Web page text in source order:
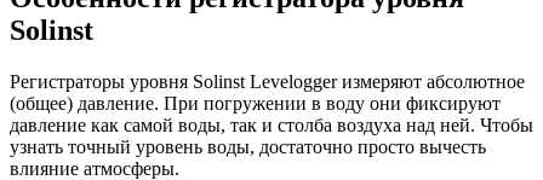
Solinst
Регистраторы уровня Solinst Levelogger измеряют абсолютное
(общее) давление. При погружении в воду они фиксируют
давление как самой воды, так и столба воздуха над ней. Чтобы
узнать точный уровень воды, достаточно просто вычесть
влияние атмосферы.